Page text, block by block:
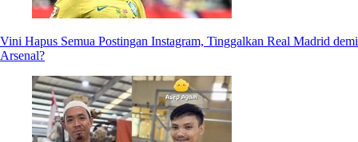
Vini Hapus Semua Postingan Instagram, Tinggalkan Real Madrid demi
Arsenal?